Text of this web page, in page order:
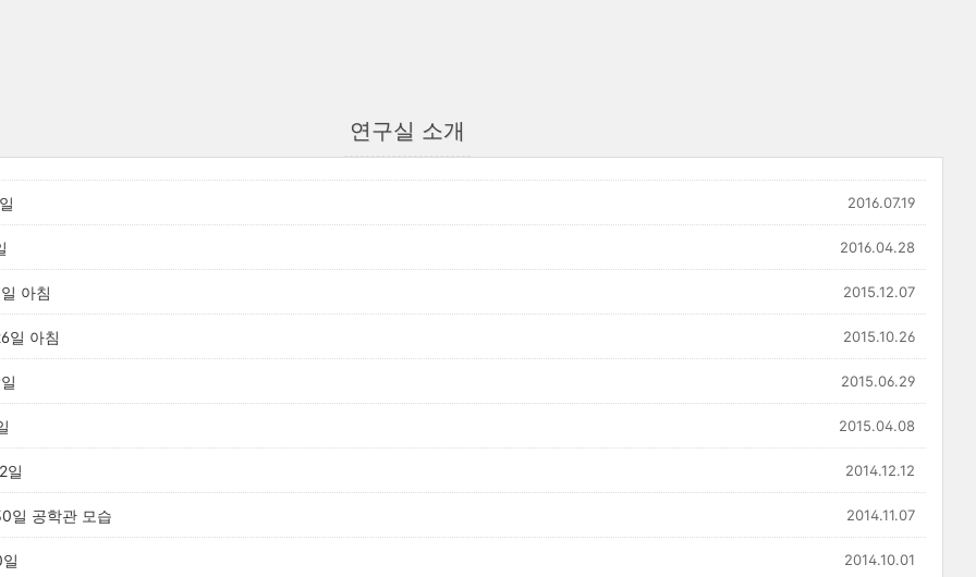
연구실 소개
2016.07.19
2016.04.28
아침 2015.12.07
일 아침 2015.10.26
2015.06.29
2015.04.08
일 2014.12.12
일 공학관 모습 2014.11.07
2014.10.01